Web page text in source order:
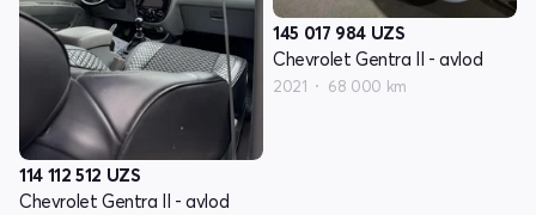
114 112 512 UZS
Chevrolet Gentra II - avlod
145 017 984 UZS
Chevrolet Gentra II - avlod
2021 68 000 km